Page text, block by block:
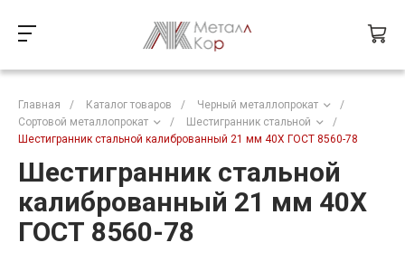
Главная / Каталог товаров / Черный металлопрокат
/
Сортовой металлопрокат
/ Шестигранник стальной
/
Шестигранник стальной калиброванный 21 мм 40Х ГОСТ 8560-78
Шестигранник стальной
калиброванный 21 мм 40Х
ГОСТ 8560-78